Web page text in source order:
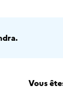
Vous